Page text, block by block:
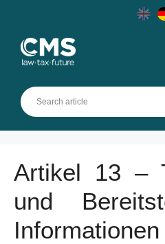
Artikel 13 –
und